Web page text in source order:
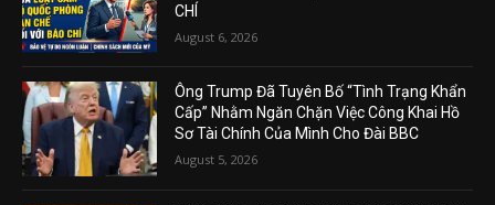
CHÍ
August 6, 2026
Ông Trump Đã Tuyên Bố “Tình Trạng Khẩn
Cấp” Nhằm Ngăn Chặn Việc Công Khai Hồ
Sơ Tài Chính Của Mình Cho Đài BBC
August 5, 2026